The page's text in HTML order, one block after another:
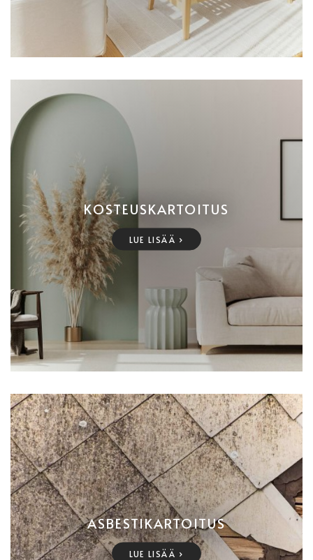
KOSTEUSKARTOITUS
LUE LISÄÄ ›
ASBESTIKARTOITUS
LUE LISÄÄ ›